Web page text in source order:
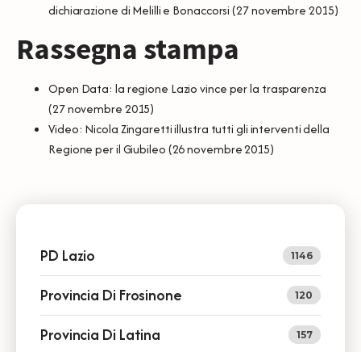
dichiarazione di Melilli e Bonaccorsi(27 novembre 2015)
Rassegna stampa
Open Data: la regione Lazio vince per la trasparenza
(27 novembre 2015)
Video: Nicola Zingaretti illustra tutti gli interventi della
Regione per il Giubileo(26 novembre 2015)
PD Lazio 1146
Provincia Di Frosinone 120
Provincia Di Latina 157